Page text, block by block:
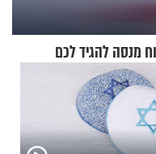
מנסה להגיד לכם